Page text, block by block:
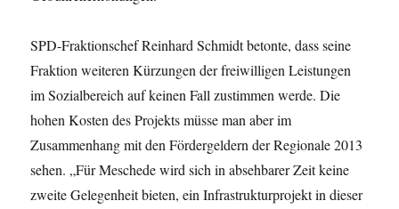
SPD-Fraktionschef Reinhard Schmidt betonte, dass seine
Fraktion weiteren Kürzungen der freiwilligen Leistungen
im Sozialbereich auf keinen Fall zustimmen werde. Die
hohen Kosten des Projekts müsse man aber im
Zusammenhang mit den Fördergeldern der Regionale 2013
sehen. „Für Meschede wird sich in absehbarer Zeit keine
zweite Gelegenheit bieten, ein Infrastrukturprojekt in dieser